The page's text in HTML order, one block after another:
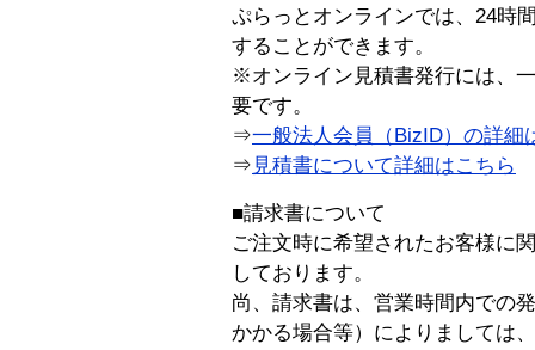
ぷらっとオンラインでは、24時
することができます。
※オンライン見積書発行には、
要です。
⇒一般法人会員（BizID）の詳細
⇒ 見積書について詳細はこちら
■請求書について
ご注文時に希望されたお客様に
しております。
尚、請求書は、営業時間内での
かかる場合等）によりましては